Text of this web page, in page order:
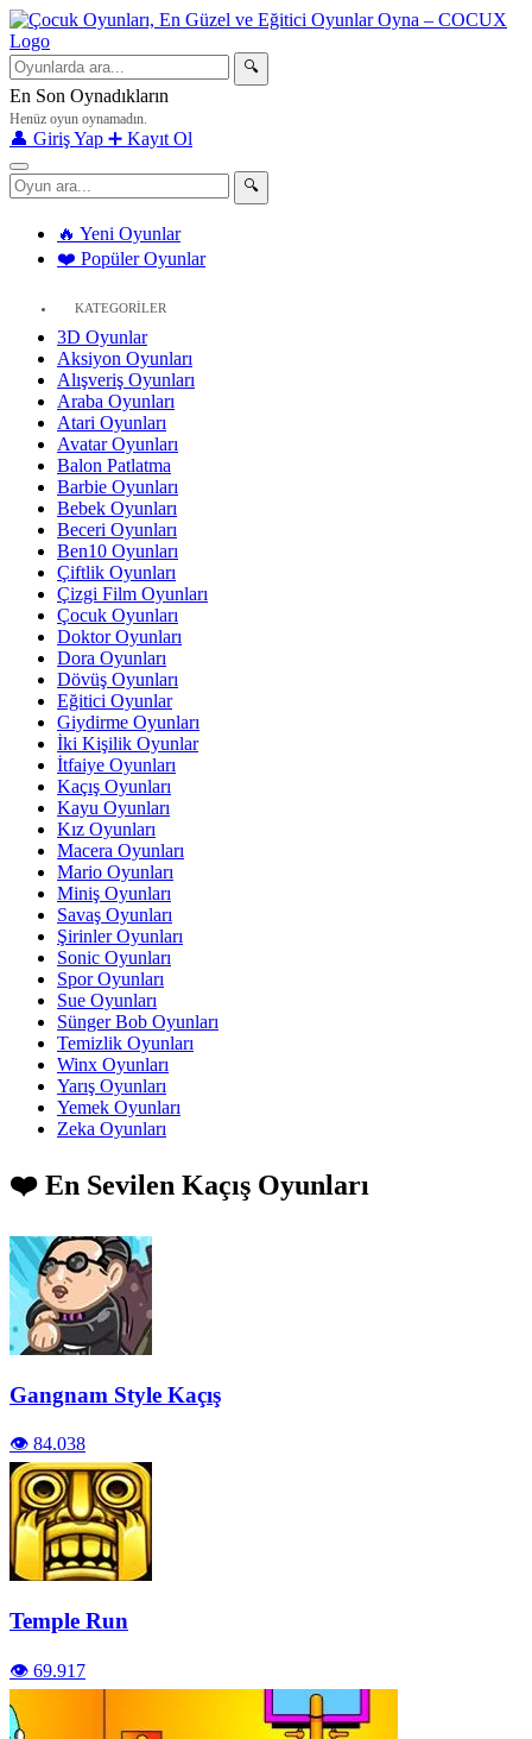
🔍
En Son Oynadıkların
Henüz oyun oynamadın.
👤 Giriş Yap ➕ Kayıt Ol
🔍
🔥 Yeni Oyunlar
❤️ Popüler Oyunlar
KATEGORİLER
3D Oyunlar
Aksiyon Oyunları
Alışveriş Oyunları
Araba Oyunları
Atari Oyunları
Avatar Oyunları
Balon Patlatma
Barbie Oyunları
Bebek Oyunları
Beceri Oyunları
Ben10 Oyunları
Çiftlik Oyunları
Çizgi Film Oyunları
Çocuk Oyunları
Doktor Oyunları
Dora Oyunları
Dövüş Oyunları
Eğitici Oyunlar
Giydirme Oyunları
İki Kişilik Oyunlar
İtfaiye Oyunları
Kaçış Oyunları
Kayu Oyunları
Kız Oyunları
Macera Oyunları
Mario Oyunları
Miniş Oyunları
Savaş Oyunları
Şirinler Oyunları
Sonic Oyunları
Spor Oyunları
Sue Oyunları
Sünger Bob Oyunları
Temizlik Oyunları
Winx Oyunları
Yarış Oyunları
Yemek Oyunları
Zeka Oyunları
❤️ En Sevilen Kaçış Oyunları
Gangnam Style Kaçış
👁️ 84.038
Temple Run
👁️ 69.917